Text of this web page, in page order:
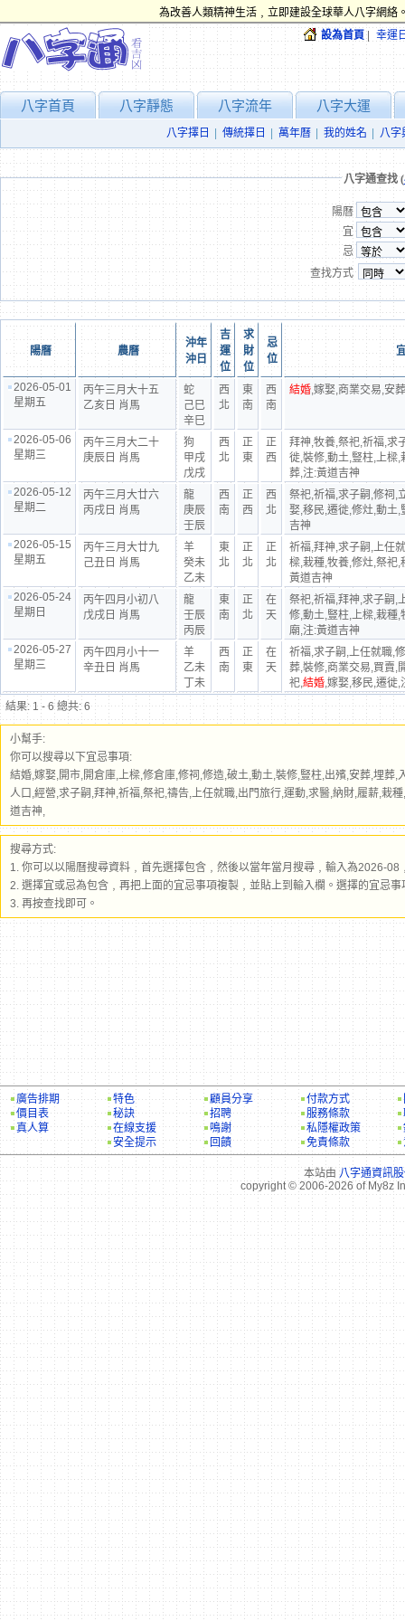
為改善人類精神生活﹐立即建設全球華人八字網絡
設為首頁 | 幸運
八字首頁 八字靜態 八字流年 八字大運
八字擇日 | 傳統擇日 | 萬年曆 | 我的姓名 | 八字
八字通查找 (
陽曆
宜
忌
查找方式
陽曆 農曆
沖年
沖日
吉
運
位
求
財
位
忌
位
2026-05-01
星期五
丙午三月大十五
乙亥日 肖馬
蛇
己巳
辛巳
西
北
東
南
西
南
結婚,嫁娶,商業交易,安
2026-05-06
星期三
丙午三月大二十
庚辰日 肖馬
狗
甲戌
戊戌
西
北
正
東
正
西
拜神,牧養,祭祀,祈福,求
徙,裝修,動土,豎柱,上樑,
葬,注:黃道吉神
2026-05-12
星期二
丙午三月大廿六
丙戌日 肖馬
龍
庚辰
壬辰
西
南
正
西
西
北
祭祀,祈福,求子嗣,修祠,
娶,移民,遷徙,修灶,動土,
吉神
2026-05-15
星期五
丙午三月大廿九
己丑日 肖馬
羊
癸未
乙未
東
北
正
北
正
北
祈福,拜神,求子嗣,上任
樑,栽種,牧養,修灶,祭祀,
黃道吉神
2026-05-24
星期日
丙午四月小初八
戊戌日 肖馬
龍
壬辰
丙辰
東
南
正
北
在
天
祭祀,祈福,拜神,求子嗣,
修,動土,豎柱,上樑,栽種,
廟,注:黃道吉神
2026-05-27
星期三
丙午四月小十一
辛丑日 肖馬
羊
乙未
丁未
西
南
正
東
在
天
祈福,求子嗣,上任就職,
葬,裝修,商業交易,買賣,
祀,結婚,嫁娶,移民,遷徙,
結果: 1 - 6 總共: 6
小幫手:
你可以搜尋以下宜忌事項:
結婚,嫁娶,開市,開倉庫,上樑,修倉庫,修祠,修造,破土,動土,裝修,豎柱,出殯,安葬,埋
人口,經營,求子嗣,拜神,祈福,祭祀,禱告,上任就職,出門旅行,運動,求醫,納財,履薪,栽
道吉神,
搜尋方式:
1. 你可以以陽曆搜尋資料﹐首先選擇包含﹐然後以當年當月搜尋﹐輸入為2026-
2. 選擇宜或忌為包含﹐再把上面的宜忌事項複製﹐並貼上到輸入欄。選擇的宜忌
3. 再按查找即可。
廣告排期 特色 顧員分享 付款方式
價目表
秘訣 招聘 服務條款
真人算
在線支援 鳴謝 私隱權政策
安全提示
回饋 免責條款
本站由 八字通資訊
copyright © 2006-2026 of My8z